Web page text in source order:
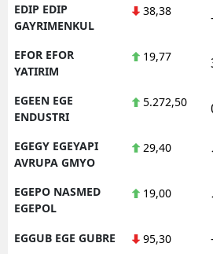
EDIP EDIP
GAYRIMENKUL
38,38
EFOR EFOR
YATIRIM
19,77
EGEEN EGE
ENDUSTRI
5.272,50
EGEGY EGEYAPI
AVRUPA GMYO
29,40
EGEPO NASMED
EGEPOL
19,00
EGGUB EGE GUBRE 95,30